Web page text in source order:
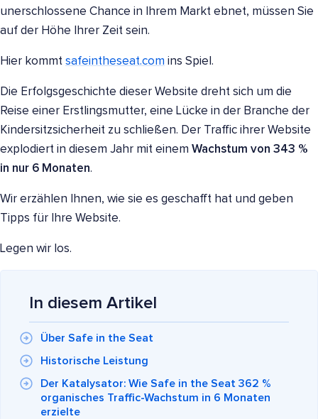
unerschlossene Chance in Ihrem Markt ebnet, müssen Sie
auf der Höhe Ihrer Zeit sein.
Hier kommt safeintheseat.com ins Spiel.
Die Erfolgsgeschichte dieser Website dreht sich um die
Reise einer Erstlingsmutter, eine Lücke in der Branche der
Kindersitzsicherheit zu schließen. Der Traffic ihrer Website
explodiert in diesem Jahr mit einem Wachstum von 343 %
in nur 6 Monaten.
Wir erzählen Ihnen, wie sie es geschafft hat und geben
Tipps für Ihre Website.
Legen wir los.
In diesem Artikel
Über Safe in the Seat
Historische Leistung
Der Katalysator: Wie Safe in the Seat 362 %
organisches Traffic-Wachstum in 6 Monaten
erzielte